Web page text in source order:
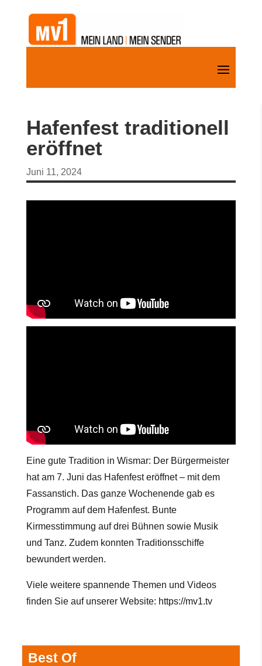
Hafenfest traditionell
eröffnet
Juni 11, 2024
Eine gute Tradition in Wismar: Der Bürgermeister
hat am 7. Juni das Hafenfest eröffnet – mit dem
Fassanstich. Das ganze Wochenende gab es
Programm auf dem Hafenfest. Bunte
Kirmesstimmung auf drei Bühnen sowie Musik
und Tanz. Zudem konnten Traditionsschiffe
bewundert werden.
Viele weitere spannende Themen und Videos
finden Sie auf unserer Website: https://mv1.tv
Best Of